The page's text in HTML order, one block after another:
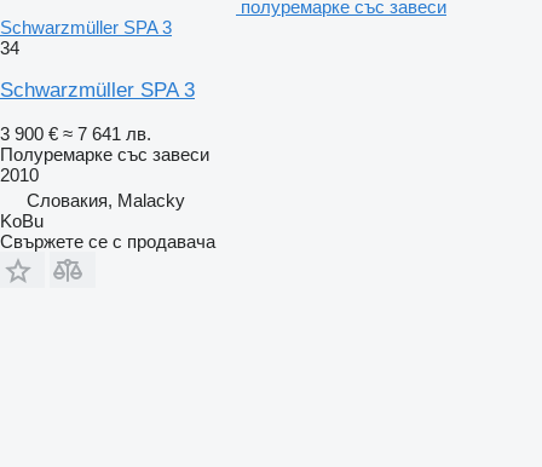
полуремарке със завеси
Schwarzmüller SPA 3
34
Schwarzmüller SPA 3
3 900 € ≈ 7 641 лв.
Полуремарке със завеси
2010
Словакия, Malacky
KoBu
Свържете се с продавача